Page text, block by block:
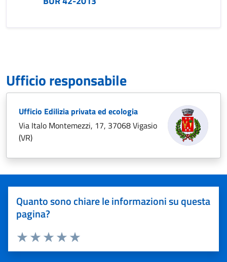
Ufficio responsabile
Ufficio Edilizia privata ed ecologia
Via Italo Montemezzi, 17, 37068 Vigasio
(VR)
Quanto sono chiare le informazioni su questa
pagina?
Valuta 5 stelle su 5
Valuta 4 stelle su 5
Valuta 3 stelle su 5
Valuta 2 stelle su 5
Valuta 1 stelle su 5